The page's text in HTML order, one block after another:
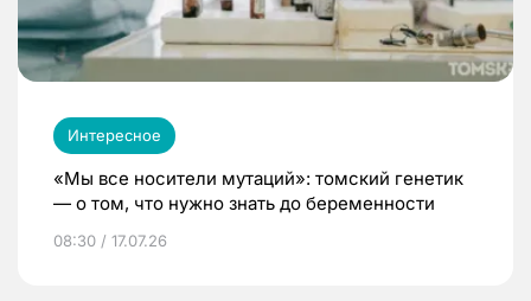
Интересное
«Мы все носители мутаций»: томский генетик
— о том, что нужно знать до беременности
08:30 / 17.07.26